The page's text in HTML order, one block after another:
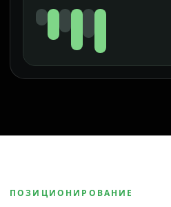
ПОЗИЦИОНИРОВАНИЕ